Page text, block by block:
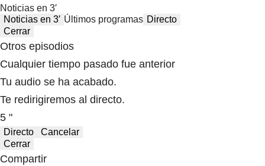
Noticias en 3′
Noticias en 3′ Últimos programas Directo
Cerrar
Otros episodios
Cualquier tiempo pasado fue anterior
Tu audio se ha acabado.
Te redirigiremos al directo.
5 "
Directo
Cancelar
Cerrar
Compartir